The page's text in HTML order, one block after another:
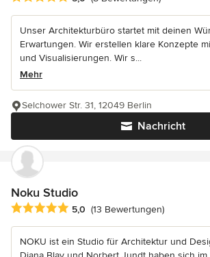
Unser Architekturbüro startet mit deinen
Erwartungen. Wir erstellen klare Konzepte
und Visualisierungen. Wir s...
Mehr
Nachricht
Selchower Str. 31, 12049 Berlin
Noku Studio
Durchschnittliche Bewertung: 5 von 5
5,0 (13 Bewertungen)
NOKU ist ein Studio für Architektur und